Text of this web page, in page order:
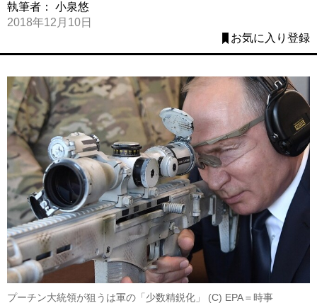
執筆者： 小泉悠
2018年12月10日
お気に入り登録
プーチン大統領が狙うは軍の「少数精鋭化」 (C) EPA＝時事